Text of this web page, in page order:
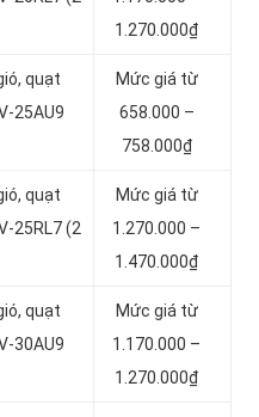
1.270.000₫
quạt
25AU9
Mức giá từ
658.000 –
758.000₫
quạt
25RL7 (2
Mức giá từ
1.270.000 –
1.470.000₫
quạt
30AU9
Mức giá từ
1.170.000 –
1.270.000₫